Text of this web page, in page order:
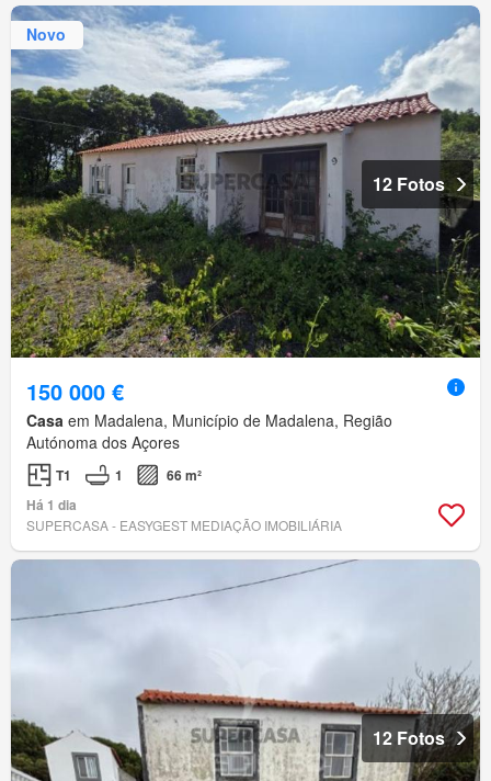
Novo
12 Fotos
150 000 €
Casa em Madalena, Município de Madalena, Região
Autónoma dos Açores
T1 1
66 m²
Há 1 dia
SUPERCASA - EASYGEST MEDIAÇÃO IMOBILIÁRIA
12 Fotos